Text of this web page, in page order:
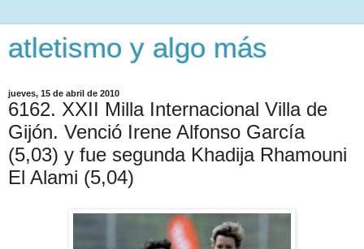
atletismo y algo más
jueves, 15 de abril de 2010
6162. XXII Milla Internacional Villa de
Gijón. Venció Irene Alfonso García
(5,03) y fue segunda Khadija Rhamouni
El Alami (5,04)